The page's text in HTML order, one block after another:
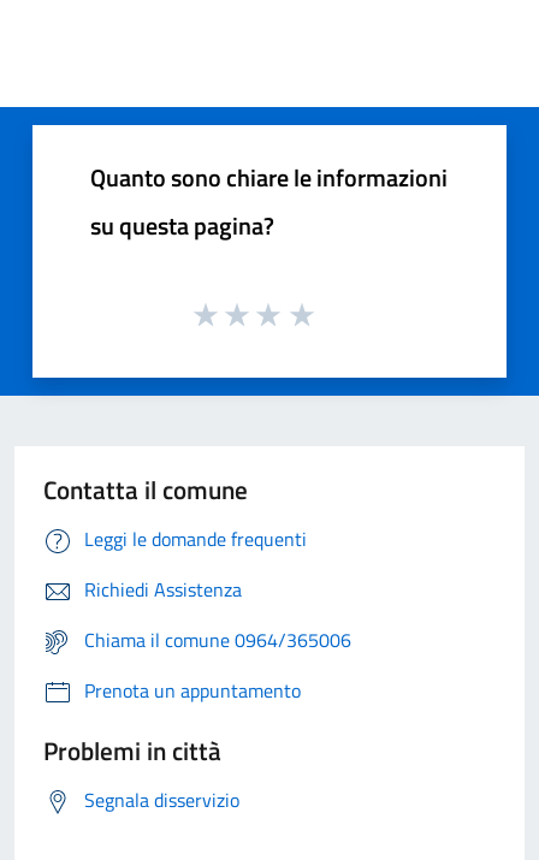
Quanto sono chiare le informazioni
su questa pagina?
Contatta il comune
Leggi le domande frequenti
Richiedi Assistenza
Chiama il comune 0964/365006
Prenota un appuntamento
Problemi in città
Segnala disservizio